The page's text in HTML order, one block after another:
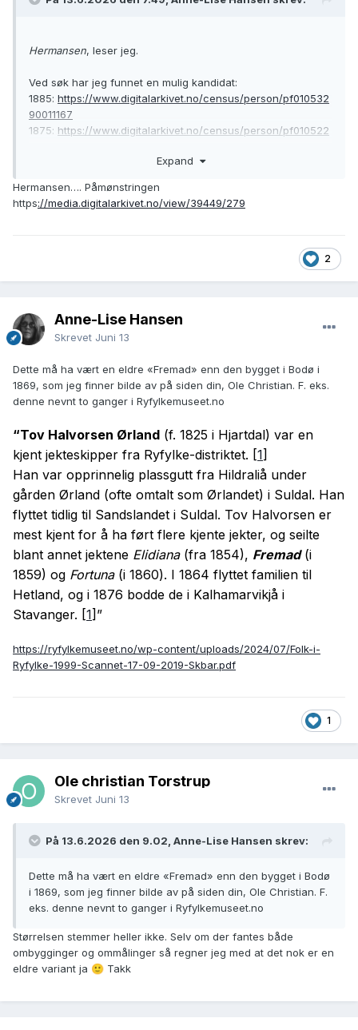
Hermansen, leser jeg.
Ved søk har jeg funnet en mulig kandidat:
1885: https://www.digitalarkivet.no/census/person/pf010532
90011167
1875: https://www.digitalarkivet.no/census/person/pf010522
https://www.digitalarkivet.no/census/person/pf010381
Expand
Hermansen…. Påmønstringen
https://media.digitalarkivet.no/view/39449/279
2
Anne-Lise Hansen
Skrevet Juni 13
Dette må ha vært en eldre «Fremad» enn den bygget i Bodø i
1869, som jeg finner bilde av på siden din, Ole Christian. F. eks.
denne nevnt to ganger i Ryfylkemuseet.no
“Tov Halvorsen Ørland (f. 1825 i Hjartdal) var en
kjent jekteskipper fra Ryfylke-distriktet. [1]
Han var opprinnelig plassgutt fra Hildraliå under
gården Ørland (ofte omtalt som Ørlandet) i Suldal. Han
flyttet tidlig til Sandslandet i Suldal. Tov Halvorsen er
mest kjent for å ha ført flere kjente jekter, og seilte
blant annet jektene Elidiana (fra 1854), Fremad (i
1859) og Fortuna (i 1860). I 1864 flyttet familien til
Hetland, og i 1876 bodde de i Kalhamarvikjå i
Stavanger. [1]”
https://ryfylkemuseet.no/wp-content/uploads/2024/07/Folk-i-
Ryfylke-1999-Scannet-17-09-2019-Skbar.pdf
1
Ole christian Torstrup
Skrevet Juni 13
På 13.6.2026 den 9.02, Anne-Lise Hansen skrev:
Dette må ha vært en eldre «Fremad» enn den bygget i Bodø
i 1869, som jeg finner bilde av på siden din, Ole Christian. F.
eks. denne nevnt to ganger i Ryfylkemuseet.no
Størrelsen stemmer heller ikke. Selv om der fantes både
ombygginger og ommålinger så regner jeg med at det nok er en
eldre variant ja 🙂 Takk